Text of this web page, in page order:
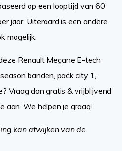
op een looptijd van 60
jaar. Uiteraard is een andere
mogelijk.
Renault Megane E-tech
banden, pack city 1,
Vraag dan gratis & vrijblijvend
aan. We helpen je graag!
kan afwijken van de